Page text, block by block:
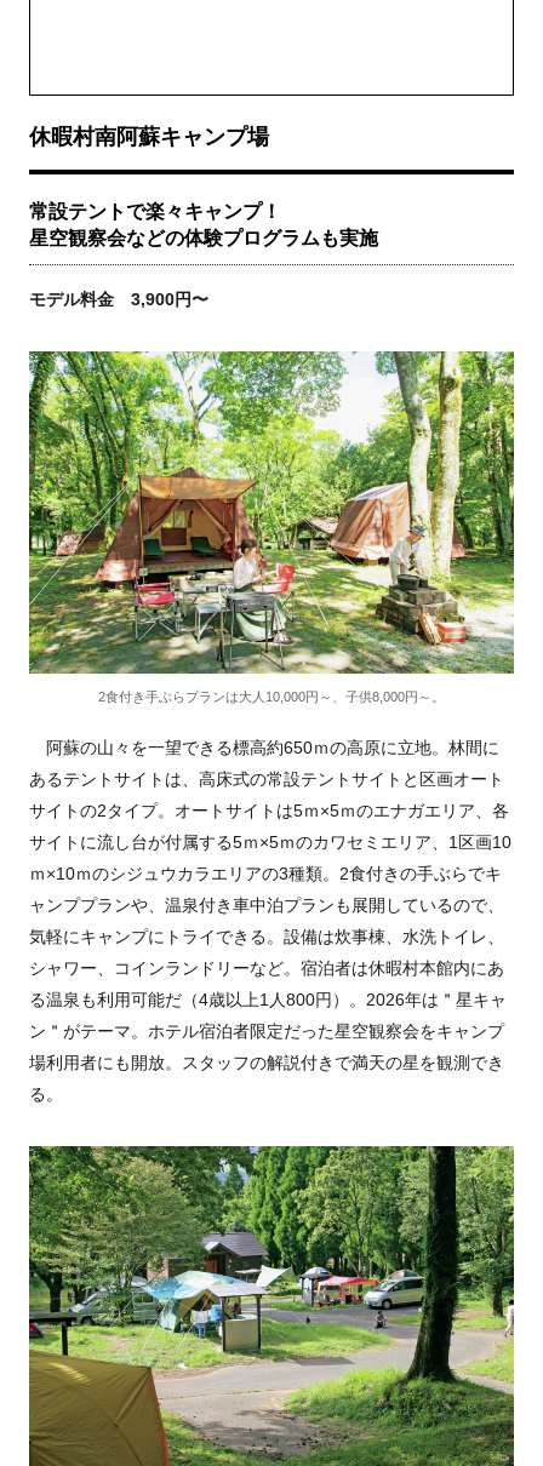
休暇村南阿蘇キャンプ場
常設テントで楽々キャンプ！
星空観察会などの体験プログラムも実施
モデル料金 3,900円〜
2食付き手ぶらプランは大人10,000円～、子供8,000円～。
阿蘇の山々を一望できる標高約650ｍの高原に立地。林間に
あるテントサイトは、高床式の常設テントサイトと区画オート
サイトの2タイプ。オートサイトは5ｍ×5ｍのエナガエリア、各
サイトに流し台が付属する5ｍ×5ｍのカワセミエリア、1区画10
ｍ×10ｍのシジュウカラエリアの3種類。2食付きの手ぶらでキ
ャンププランや、温泉付き車中泊プランも展開しているので、
気軽にキャンプにトライできる。設備は炊事棟、水洗トイレ、
シャワー、コインランドリーなど。宿泊者は休暇村本館内にあ
る温泉も利用可能だ（4歳以上1人800円）。2026年は＂星キャ
ン＂がテーマ。ホテル宿泊者限定だった星空観察会をキャンプ
場利用者にも開放。スタッフの解説付きで満天の星を観測でき
る。